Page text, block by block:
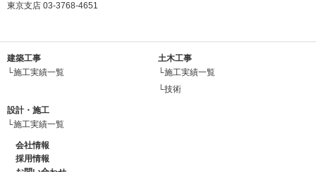
東京支店 03-3768-4651
建築工事
└施工実績一覧
土木工事
└施工実績一覧
└技術
設計・施工
└施工実績一覧
会社情報
採用情報